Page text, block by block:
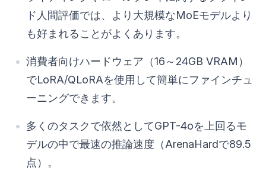
ド人間評価では、より大規模なMoEモデルより
も好まれることがよくあります。
消費者向けハードウェア（16～24GB VRAM）
でLoRA/QLoRAを使用して簡単にファインチュ
ーニングできます。
多くのタスクで依然としてGPT-4oを上回るモ
デルの中で最速の推論速度（ArenaHardで89.5
点）。